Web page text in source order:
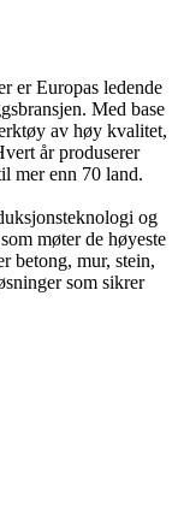
er Europas ledende
Med base
av høy kvalitet,
år produserer
mer enn 70 land.
og
møter de høyeste
betong, mur, stein,
som sikrer